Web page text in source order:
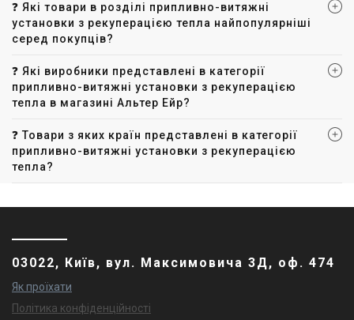
❓ Які товари в розділі припливно-витяжні
установки з рекуперацією тепла найпопулярніші
серед покупців?
❓ Які виробники представлені в категорії
припливно-витяжні установки з рекуперацією
тепла в магазині Альтер Ейр?
❓ Товари з яких країн представлені в категорії
припливно-витяжні установки з рекуперацією
тепла?
03022, Київ, вул. Максимовича 3Д, оф. 474
Як проїхати
Політика конфіденційності